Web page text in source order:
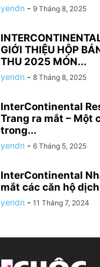
yendn - 9 Tháng 8, 2025
GIỚI THIỆU HỘP
THU 2025 MÓN...
yendn - 8 Tháng 8, 2025
InterContinental
Trang ra mắt – Một
trong...
yendn - 6 Tháng 5, 2025
InterContinental
mắt các căn hộ
yendn - 11 Tháng 7, 2024